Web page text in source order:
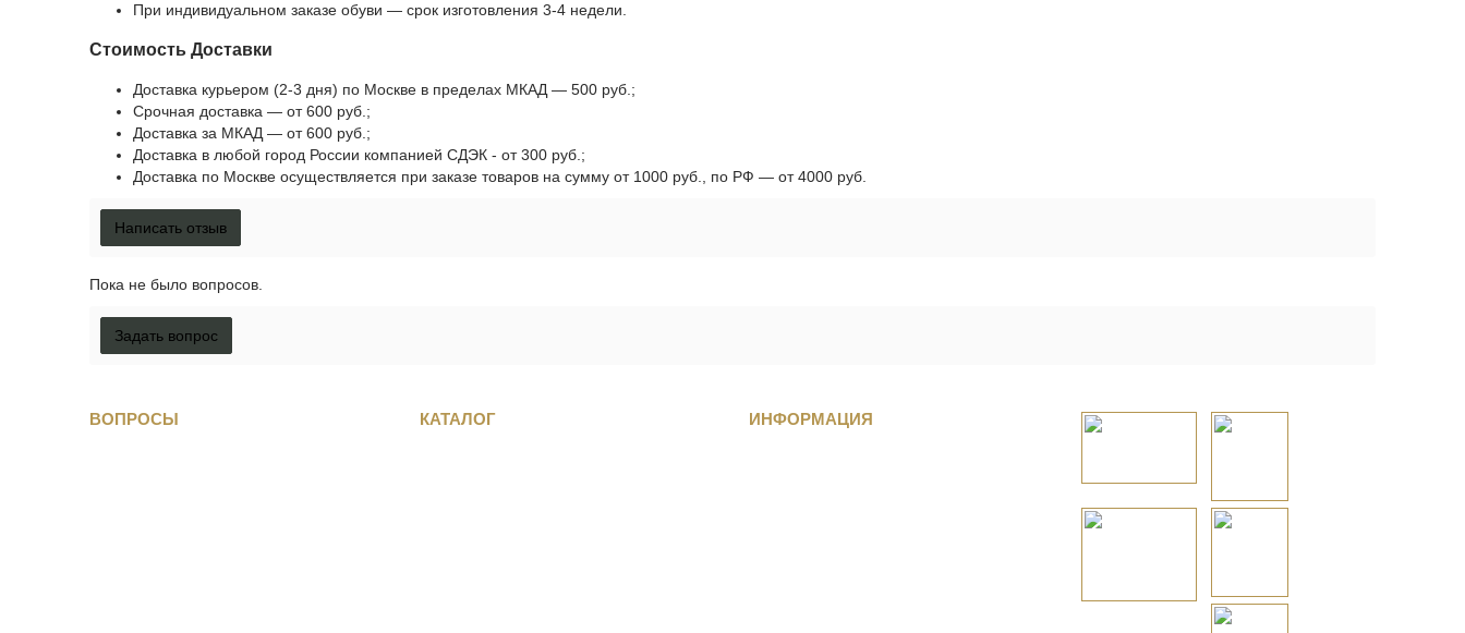
При индивидуальном заказе обуви — срок изготовления 3-4 недели.
Стоимость Доставки
Доставка курьером (2-3 дня) по Москве в пределах МКАД — 500 руб.;
Срочная доставка — от 600 руб.;
Доставка за МКАД — от 600 руб.;
Доставка в любой город России компанией СДЭК - от 300 руб.;
Доставка по Москве осуществляется при заказе товаров на сумму от 1000 руб., по РФ — от 4000 руб.
Написать отзыв
Пока не было вопросов.
Задать вопрос
ВОПРОСЫ КАТАЛОГ ИНФОРМАЦИЯ